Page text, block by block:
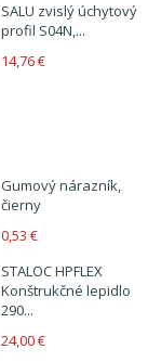
SALU zvislý úchytový
profil S04N,...
14,76 €
Gumový nárazník,
čierny
0,53 €
STALOC HPFLEX
Konštrukčné lepidlo
290...
24,00 €